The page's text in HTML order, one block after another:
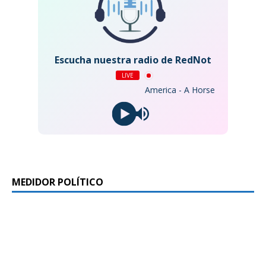
Escucha nuestra radio de RedNot
LIVE
America - A Horse with No Name
MEDIDOR POLÍTICO